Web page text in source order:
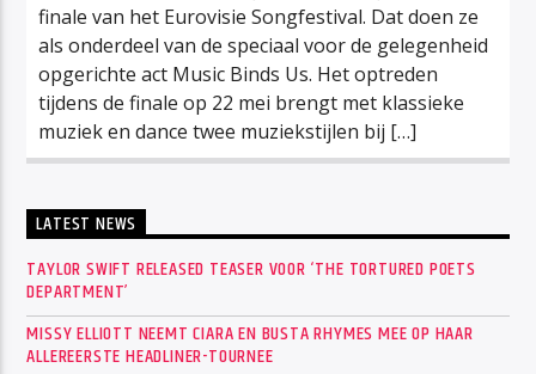
finale van het Eurovisie Songfestival. Dat doen ze
als onderdeel van de speciaal voor de gelegenheid
opgerichte act Music Binds Us. Het optreden
tijdens de finale op 22 mei brengt met klassieke
muziek en dance twee muziekstijlen bij […]
LATEST NEWS
TAYLOR SWIFT RELEASED TEASER VOOR ‘THE TORTURED POETS
DEPARTMENT’
MISSY ELLIOTT NEEMT CIARA EN BUSTA RHYMES MEE OP HAAR
ALLEREERSTE HEADLINER-TOURNEE